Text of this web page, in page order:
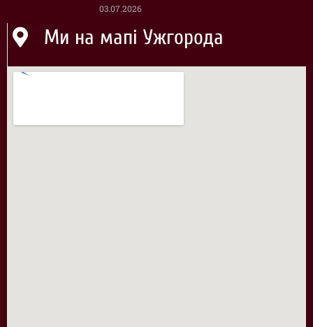
03.07.2026
Ми на мапі Ужгорода